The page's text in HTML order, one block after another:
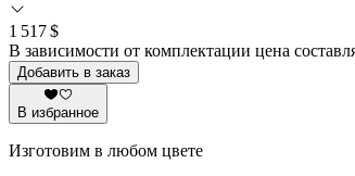
1 517 $
В зависимости от комплектации цена
Добавить в заказ
В избранное
Изготовим в любом цвете